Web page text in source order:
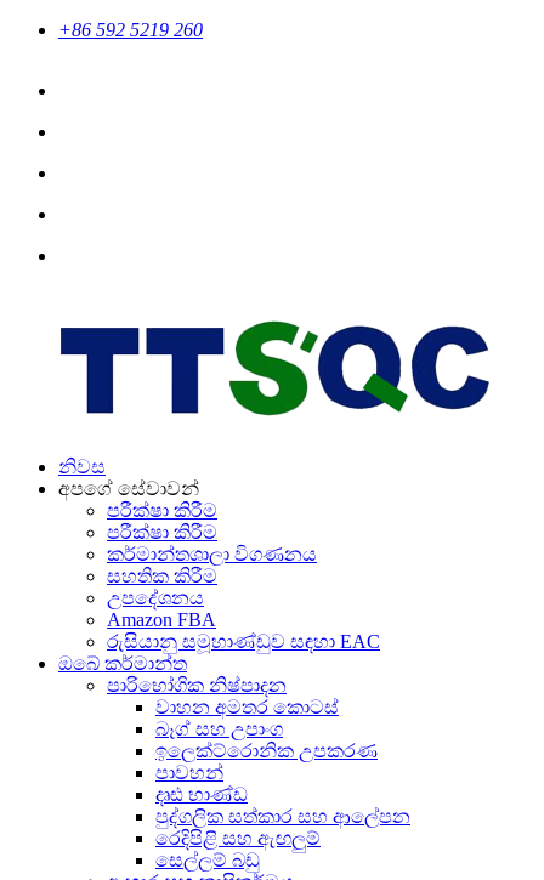
+86 592 5219 260
නිවස
අපගේ සේවාවන්
පරීක්ෂා කිරීම
පරීක්ෂා කිරීම
කර්මාන්තශාලා විගණනය
සහතික කිරීම
උපදේශනය
Amazon FBA
රුසියානු සමූහාණ්ඩුව සඳහා EAC
ඔබේ කර්මාන්ත
පාරිභෝගික නිෂ්පාදන
වාහන අමතර කොටස්
බෑග් සහ උපාංග
ඉලෙක්ට්රොනික උපකරණ
පාවහන්
දෘඪ භාණ්ඩ
පුද්ගලික සත්කාර සහ ආලේපන
රෙදිපිළි සහ ඇඟලුම්
සෙල්ලම් බඩු